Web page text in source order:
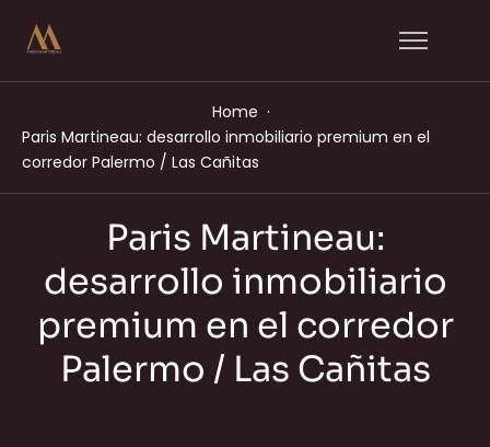
Home
Paris Martineau: desarrollo inmobiliario premium en el
corredor Palermo / Las Cañitas
Paris Martineau:
desarrollo inmobiliario
premium en el corredor
Palermo / Las Cañitas